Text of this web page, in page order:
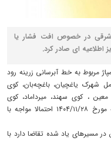
شرقی در خصوص افت فشار یا
اطلاعیه ای صادر کرد.
مربوط به خط آبرسانی زرینه رود
شهرک یاغچیان، باغچه‌بان، کوی
، کوی سهند، میرداماد، کوی
دادگستری، و ویلاشهر می رساند در روز سه شنبه مورخ ۱۴۰۴/۱۱/۲۸ احتمالا مواجه با
مسیرهای یاد شده تقاضا دارد با